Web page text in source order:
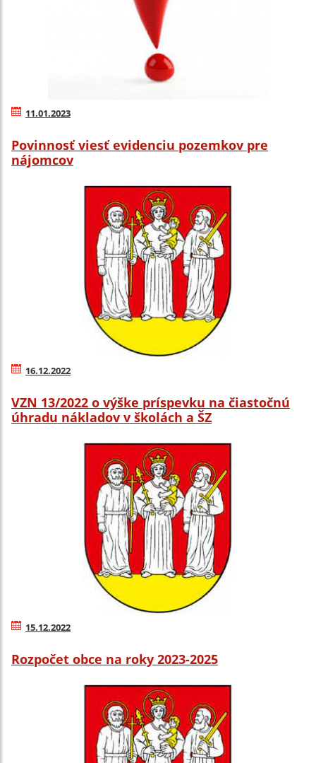
11.01.2023
Povinnosť viesť evidenciu pozemkov pre
nájomcov
16.12.2022
VZN 13/2022 o výške príspevku na čiastočnú
úhradu nákladov v školách a ŠZ
15.12.2022
Rozpočet obce na roky 2023-2025